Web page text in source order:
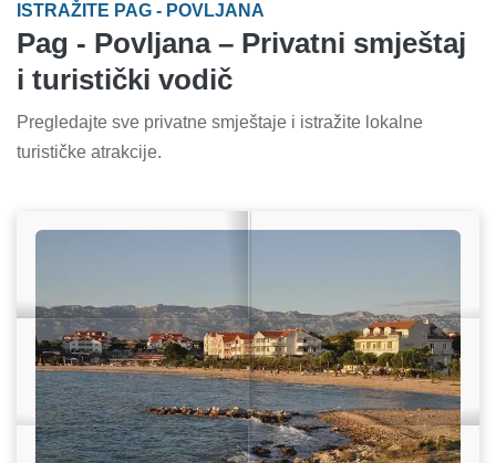
ISTRAŽITE PAG - POVLJANA
Pag - Povljana – Privatni smještaj
i turistički vodič
Pregledajte sve privatne smještaje i istražite lokalne
turističke atrakcije.